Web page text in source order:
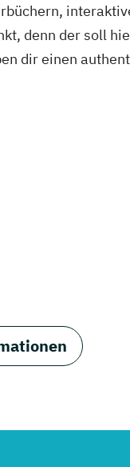
denn der soll
dir einen